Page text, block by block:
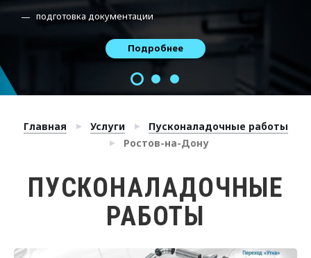
подготовка документации
Подробнее
Главная Услуги
Пусконаладочные работы
Ростов-на-Дону
ПУСКОНАЛАДОЧНЫЕ
РАБОТЫ